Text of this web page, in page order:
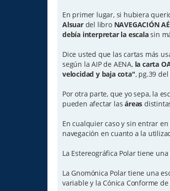
En primer lugar, si hubiera
Alsuar del libro NAVEGACIÓN
debía interpretar la escalasin
Dice usted que las cartas más
según la AIP de AENA, la carta
velocidad y baja cota", pg.39
Por otra parte, que yo sepa, la
pueden afectar lasáreas
En cualquier caso y sin entrar
navegación en cuanto a la
La Estereográfica Polar tiene
La Gnomónica Polar tiene una
variable y la Cónica Conforme